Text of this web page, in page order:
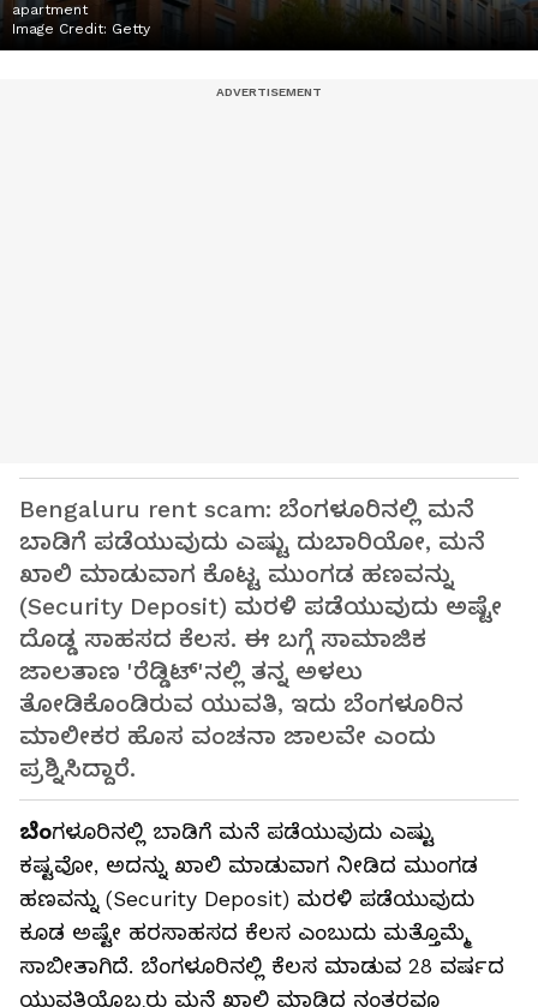
apartment
Image Credit: Getty
Bengaluru rent scam: ಬೆಂಗಳೂರಿನಲ್ಲಿ ಮನೆ
ಬಾಡಿಗೆ ಪಡೆಯುವುದು ಎಷ್ಟು ದುಬಾರಿಯೋ, ಮನೆ
ಖಾಲಿ ಮಾಡುವಾಗ ಕೊಟ್ಟ ಮುಂಗಡ ಹಣವನ್ನು
(Security Deposit) ಮರಳಿ ಪಡೆಯುವುದು ಅಷ್ಟೇ
ದೊಡ್ಡ ಸಾಹಸದ ಕೆಲಸ. ಈ ಬಗ್ಗೆ ಸಾಮಾಜಿಕ
ಜಾಲತಾಣ 'ರೆಡ್ಡಿಟ್'ನಲ್ಲಿ ತನ್ನ ಅಳಲು
ತೋಡಿಕೊಂಡಿರುವ ಯುವತಿ, ಇದು ಬೆಂಗಳೂರಿನ
ಮಾಲೀಕರ ಹೊಸ ವಂಚನಾ ಜಾಲವೇ ಎಂದು
ಪ್ರಶ್ನಿಸಿದ್ದಾರೆ.
ಬೆಂಗಳೂರಿನಲ್ಲಿ ಬಾಡಿಗೆ ಮನೆ ಪಡೆಯುವುದು ಎಷ್ಟು
ಕಷ್ಟವೋ, ಅದನ್ನು ಖಾಲಿ ಮಾಡುವಾಗ ನೀಡಿದ ಮುಂಗಡ
ಹಣವನ್ನು (Security Deposit) ಮರಳಿ ಪಡೆಯುವುದು
ಕೂಡ ಅಷ್ಟೇ ಹರಸಾಹಸದ ಕೆಲಸ ಎಂಬುದು ಮತ್ತೊಮ್ಮೆ
ಸಾಬೀತಾಗಿದೆ. ಬೆಂಗಳೂರಿನಲ್ಲಿ ಕೆಲಸ ಮಾಡುವ 28 ವರ್ಷದ
ಯುವತಿಯೊಬ್ಬರು ಮನೆ ಖಾಲಿ ಮಾಡಿದ ನಂತರವೂ